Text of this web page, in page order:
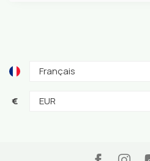
€